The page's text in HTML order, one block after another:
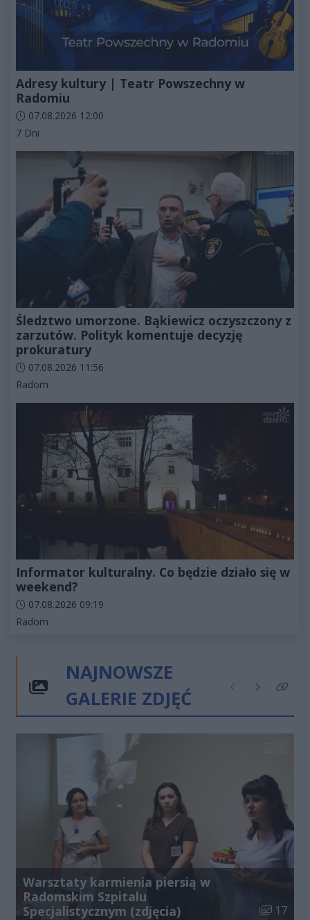
Adresy kultury | Teatr Powszechny w
Radomiu
Data dodania artykułu:
07.08.2026 12:00
Kategorie artykułu:
7 Dni
Śledztwo umorzone. Bąkiewicz oczyszczony z
zarzutów. Polityk komentuje decyzję
prokuratury
Data dodania artykułu:
07.08.2026 11:56
Kategorie artykułu:
Radom
Informator kulturalny. Co będzie działo się w
weekend?
Data dodania artykułu:
07.08.2026 09:19
Kategorie artykułu:
Radom
NAJNOWSZE
GALERIE ZDJĘĆ
Poprzednie
NastępneKliknij
Warsztaty karmienia piersią w
Radomskim Szpitalu
Specjalistycznym (zdjęcia)
Liczba
17